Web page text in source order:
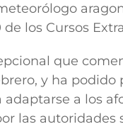
los Cursos
que
y ha
adaptarse a los
las